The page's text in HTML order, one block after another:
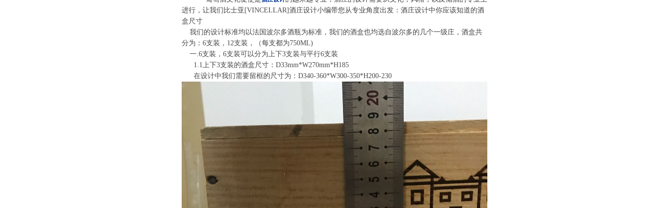
进行，让我们比士亚[VINCELLAR]酒庄设计小编带您从专业角度出发： 酒庄设计中你应该知道的酒
盒尺寸
我们的设计标准均以法国波尔多酒瓶为标准，我们的酒盒也均选自波尔多的几个一级庄，酒盒共
分为：6支装，12支装，（每支都为750ML)
一.6支装，6支装可以分为上下3支装与平行6支装
1.1上下3支装的酒盒尺寸：D33mm*W270mm*H185
在设计中我们需要留框的尺寸为：D340-360*W300-350*H200-230